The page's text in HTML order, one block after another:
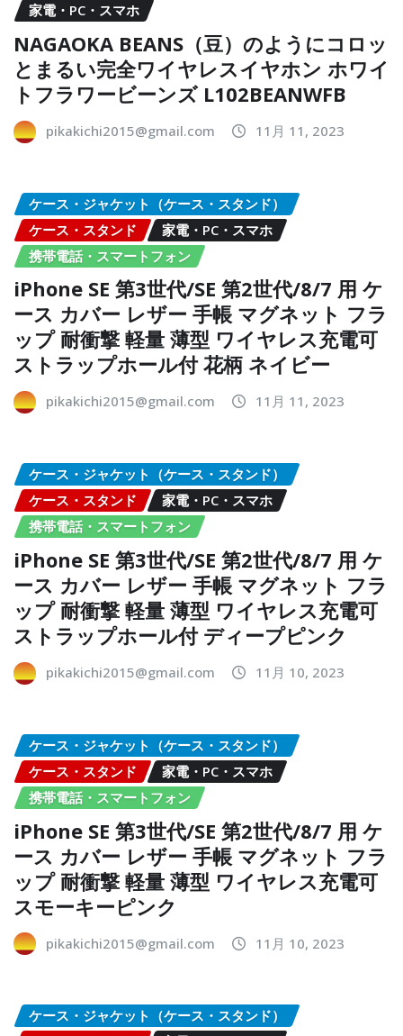
家電・PC・スマホ
NAGAOKA BEANS（豆）のようにコロッ
とまるい完全ワイヤレスイヤホン ホワイ
トフラワービーンズ L102BEANWFB
pikakichi2015@gmail.com 11月 11, 2023
ケース・ジャケット（ケース・スタンド）
ケース・スタンド
家電・PC・スマホ
携帯電話・スマートフォン
iPhone SE 第3世代/SE 第2世代/8/7 用 ケ
ース カバー レザー 手帳 マグネット フラ
ップ 耐衝撃 軽量 薄型 ワイヤレス充電可
ストラップホール付 花柄 ネイビー
pikakichi2015@gmail.com 11月 11, 2023
ケース・ジャケット（ケース・スタンド）
ケース・スタンド
家電・PC・スマホ
携帯電話・スマートフォン
iPhone SE 第3世代/SE 第2世代/8/7 用 ケ
ース カバー レザー 手帳 マグネット フラ
ップ 耐衝撃 軽量 薄型 ワイヤレス充電可
ストラップホール付 ディープピンク
pikakichi2015@gmail.com 11月 10, 2023
ケース・ジャケット（ケース・スタンド）
ケース・スタンド
家電・PC・スマホ
携帯電話・スマートフォン
iPhone SE 第3世代/SE 第2世代/8/7 用 ケ
ース カバー レザー 手帳 マグネット フラ
ップ 耐衝撃 軽量 薄型 ワイヤレス充電可
スモーキーピンク
pikakichi2015@gmail.com 11月 10, 2023
ケース・ジャケット（ケース・スタンド）